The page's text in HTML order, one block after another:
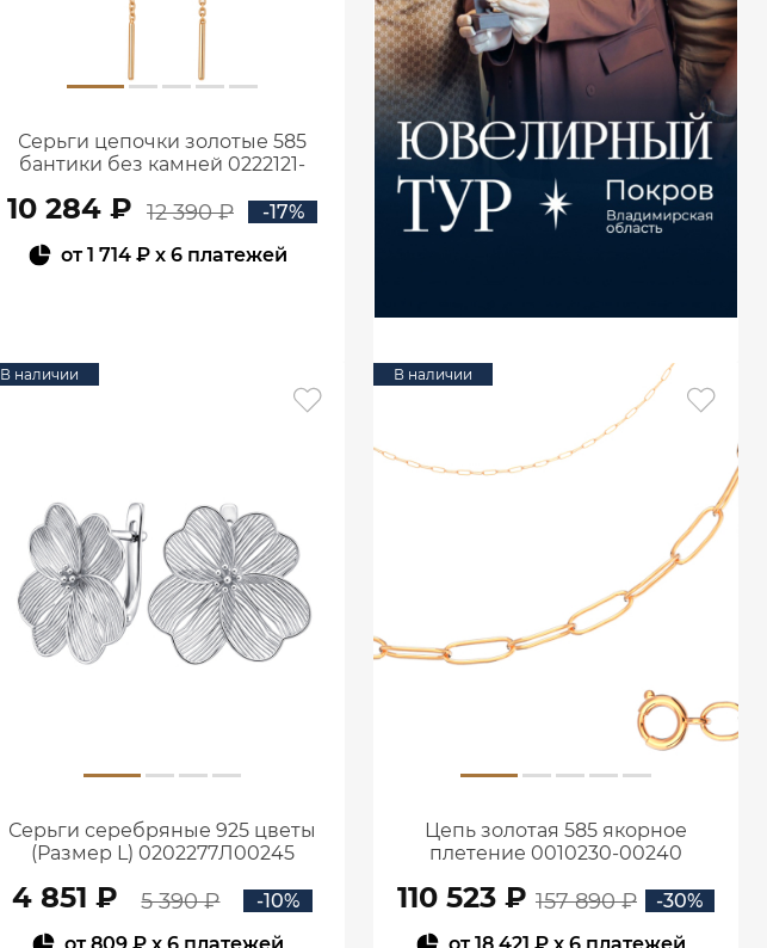
Серьги цепочки золотые 585
бантики без камней 0222121-
10 284 ₽ 12 390 ₽
-17%
от1 714 ₽x 6 платежей
В наличии
Серьги серебряные 925 цветы
(Размер L) 0202277Л00245
4 851 ₽ 5 390 ₽
-10%
В наличии
Цепь золотая 585 якорное
плетение 0010230-00240
110 523 ₽ 157 890 ₽
-30%